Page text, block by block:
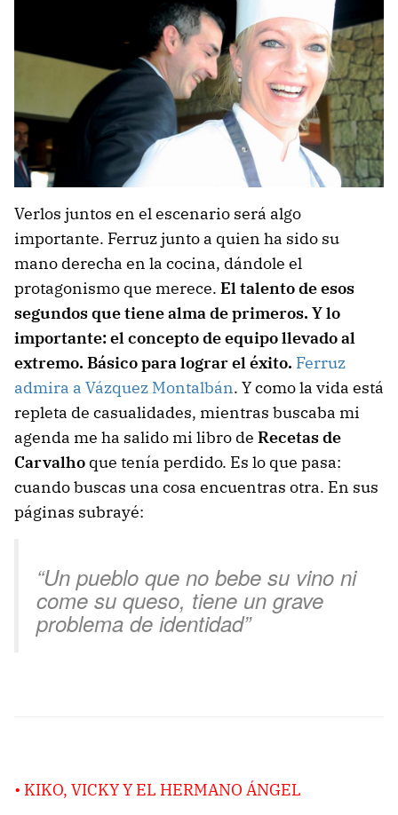
Verlos juntos en el escenario será algo
importante. Ferruz junto a quien ha sido su
mano derecha en la cocina, dándole el
protagonismo que merece. El talento de esos
segundos que tiene alma de primeros. Y lo
importante: el concepto de equipo llevado al
extremo. Básico para lograr el éxito. Ferruz
admira a Vázquez Montalbán. Y como la vida está
repleta de casualidades, mientras buscaba mi
agenda me ha salido mi libro de Recetas de
Carvalho que tenía perdido. Es lo que pasa:
cuando buscas una cosa encuentras otra. En sus
páginas subrayé:
“Un pueblo que no bebe su vino ni
come su queso, tiene un grave
problema de identidad”
• KIKO, VICKY Y EL HERMANO ÁNGEL